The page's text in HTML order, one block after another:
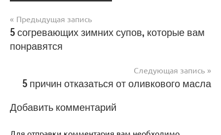
Навигация
по
Предыдущая запись
5 согревающих зимних супов, которые вам
понравятся
Следующая запись
5 причин отказаться от оливкового масла
Добавить комментарий
Для отправки комментария вам необходимо